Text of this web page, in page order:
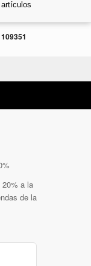
109351
20% a la
de la